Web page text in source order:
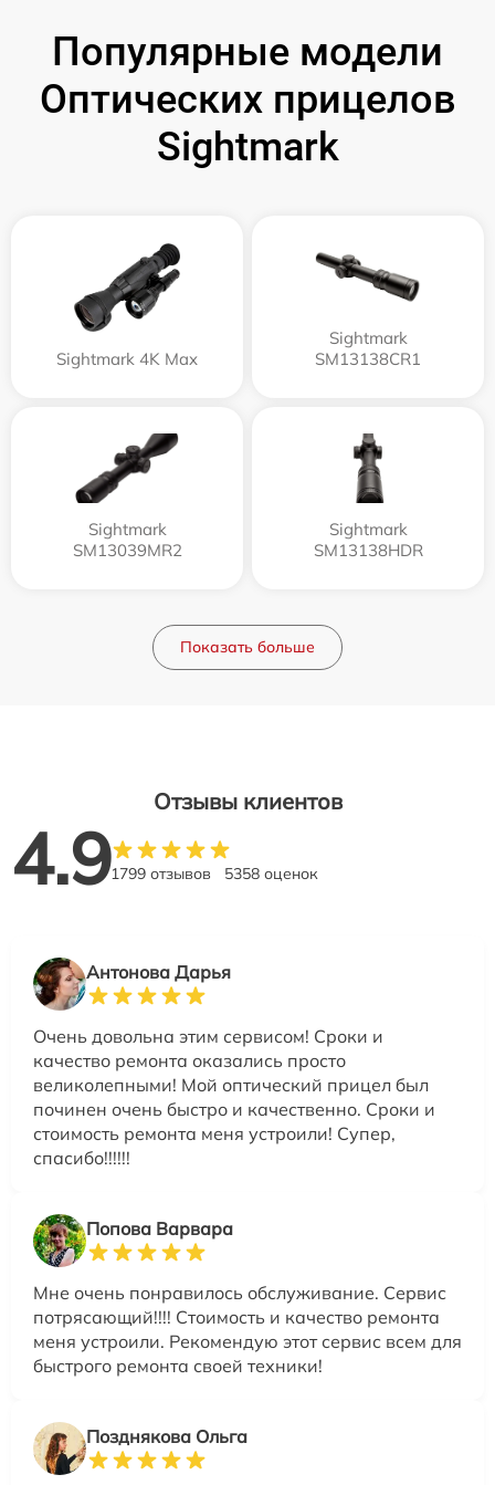
Популярные модели
Оптических прицелов
Sightmark
Sightmark 4K Max
Sightmark
SM13138CR1
Sightmark
SM13039MR2
Sightmark
SM13138HDR
Показать больше
Отзывы клиентов
4.91799 отзывов 5358 оценок
Антонова Дарья
Очень довольна этим сервисом! Сроки и
качество ремонта оказались просто
великолепными! Мой оптический прицел был
починен очень быстро и качественно. Сроки и
стоимость ремонта меня устроили! Супер,
спасибо!!!!!!
Попова Варвара
Мне очень понравилось обслуживание. Сервис
потрясающий!!!! Стоимость и качество ремонта
меня устроили. Рекомендую этот сервис всем для
быстрого ремонта своей техники!
Позднякова Ольга